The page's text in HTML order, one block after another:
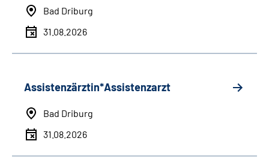
Bad Driburg
31.08.2026
Assistenzärztin*Assistenzarzt
Bad Driburg
31.08.2026